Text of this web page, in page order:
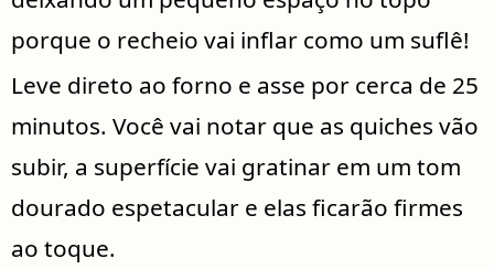
porque o recheio vai inflar como um suflê!
Leve direto ao forno e asse por cerca de 25
minutos. Você vai notar que as quiches vão
subir, a superfície vai gratinar em um tom
dourado espetacular e elas ficarão firmes
ao toque.